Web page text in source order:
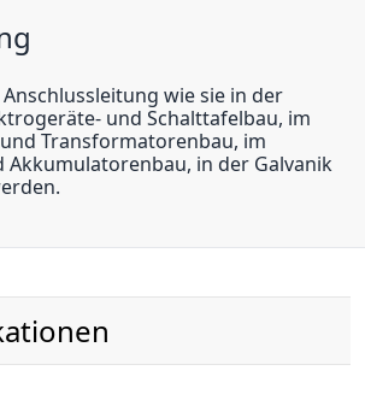
wie sie in der
und Schalttafelbau, im
Transformatorenbau, im
Akkumulatorenbau, in der Galvanik